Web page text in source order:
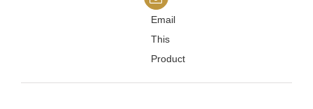
Email
This
Product